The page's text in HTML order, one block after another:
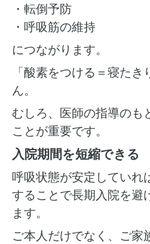
・転倒予防
・呼吸筋の維持
につながります。
「酸素をつける＝寝た
ん。
むしろ、医師の指導のも
ことが重要です。
入院期間を短縮できる
呼吸状態が安定していれ
することで長期入院を避
ます。
ご本人だけでなく、ご家